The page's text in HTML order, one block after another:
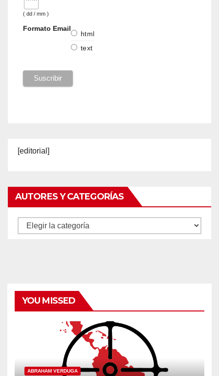
( dd / mm )
Formato Email
html
text
[editorial]
AUTORES Y CATEGORÍAS
Autores
YOU MISSED
ABRAHAM VERDUGA